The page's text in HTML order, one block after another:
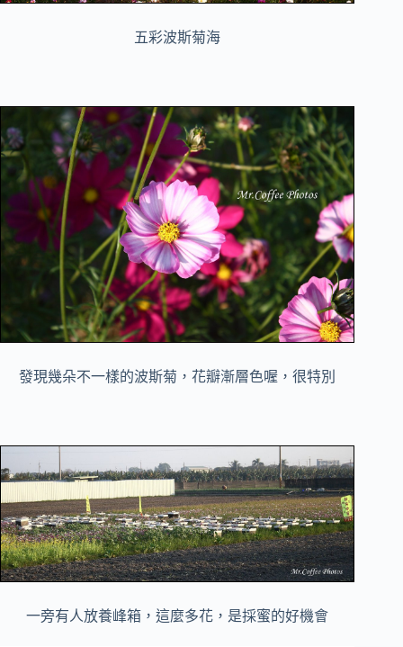
五彩波斯菊海
發現幾朵不一樣的波斯菊，花瓣漸層色喔，很特別
一旁有人放養峰箱，這麼多花，是採蜜的好機會